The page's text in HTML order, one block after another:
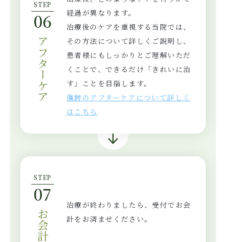
STEP
06
アフターケア
経過が異なります。
治療後のケアを重視する当院では、
その方法について詳しくご説明し、
患者様にもしっかりとご理解いただ
くことで、できるだけ「きれいに治
す」ことを目指します。
傷跡のアフターケアについて詳しく
はこちら
STEP
07
お会計
治療が終わりましたら、受付でお会
計をお済ませください。